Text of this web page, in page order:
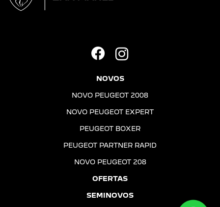
NOVOS
NOVO PEUGEOT 2008
NOVO PEUGEOT EXPERT
PEUGEOT BOXER
PEUGEOT PARTNER RAPID
NOVO PEUGEOT 208
OFERTAS
SEMINOVOS